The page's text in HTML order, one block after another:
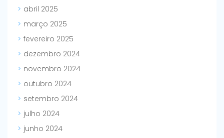
abril 2025
março 2025
fevereiro 2025
dezembro 2024
novembro 2024
outubro 2024
setembro 2024
julho 2024
junho 2024